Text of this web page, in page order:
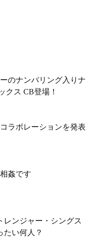
のナンバリング入りナ
クス CB登場！
ラボレーションを発表
姦です
レンジャー・シングス
たい何人？